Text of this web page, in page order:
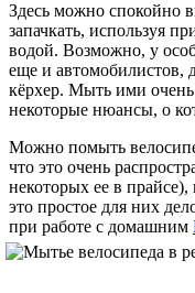
Здесь можно спокойно
запачкать, используя
водой. Возможно, у
еще и автомобилистов,
кёрхер. Мыть ими очень
некоторые нюансы, о
Можно помыть
что это очень
некоторых ее в прайсе),
это простое для них
при работе с домашним